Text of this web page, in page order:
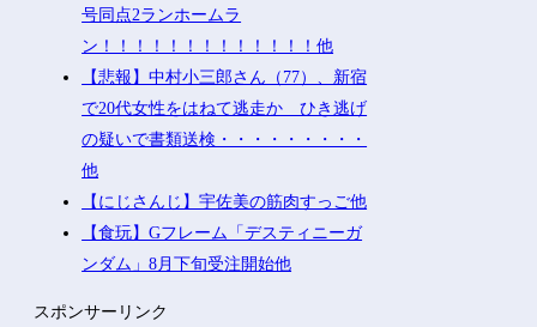
号同点2ランホームラ
ン！！！！！！！！！！！！！他
【悲報】中村小三郎さん（77）、新宿
で20代女性をはねて逃走か ひき逃げ
の疑いで書類送検・・・・・・・・・
他
【にじさんじ】宇佐美の筋肉すっご他
【食玩】Gフレーム「デスティニーガ
ンダム」8月下旬受注開始他
スポンサーリンク